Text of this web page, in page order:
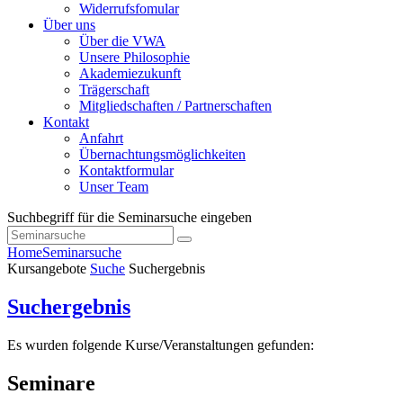
Widerrufsfomular
Über uns
Über die VWA
Unsere Philosophie
Akademiezukunft
Trägerschaft
Mitgliedschaften / Partnerschaften
Kontakt
Anfahrt
Übernachtungsmöglichkeiten
Kontaktformular
Unser Team
Suchbegriff für die Seminarsuche eingeben
HomeSeminarsuche
Kursangebote Suche Suchergebnis
Suchergebnis
Es wurden folgende Kurse/Veranstaltungen gefunden:
Seminare